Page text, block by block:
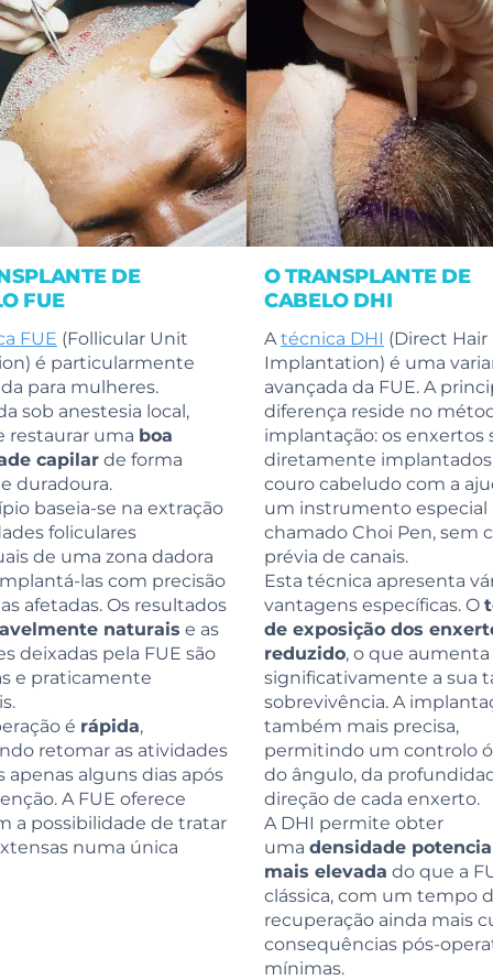
DE
FUE
FUE (Follicular Unit
é particularmente
para mulheres.
sob anestesia local,
restaurar uma boa
capilarde forma
duradoura.
baseia-se na extração
foliculares
de uma zona dadora
las com precisão
afetadas. Os resultados
naturais e as
deixadas pela FUE são
e praticamente
é rápida,
retomar as atividades
apenas alguns dias após
A FUE oferece
a possibilidade de tratar
numa única
O TRANSPLANTE DE
CABELO DHI
Atécnica DHI (Direct Hair
Implantation) é uma
avançada da FUE. A
diferença reside no
implantação: os enxertos
diretamente
couro cabeludo com a
um instrumento especial
chamado Choi Pen, sem
prévia de canais.
Esta técnica apresenta
vantagens específicas. O
de exposição dos
reduzido, o que aumenta
significativamente a sua
sobrevivência. A
também mais precisa,
permitindo um controlo
do ângulo, da
direção de cada enxerto.
A DHI permite obter
uma densidade
mais elevada do que a
clássica, com um tempo
recuperação ainda mais
consequências pós-
mínimas.